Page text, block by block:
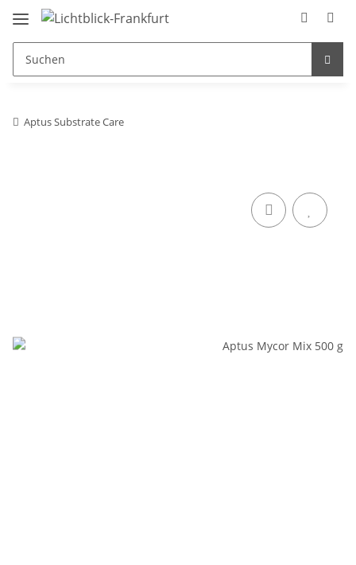
Aptus Substrate Care